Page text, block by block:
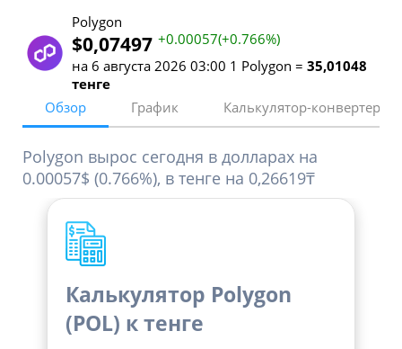
Polygon
$0,07497 +0.00057(+0.766%)
на 6 августа 2026 03:00 1 Polygon = 35,01048
тенге
Обзор
График Калькулятор-конвертер
Polygon вырос сегодня в долларах на
0.00057$ (0.766%), в тенге на 0,26619₸
Калькулятор Polygon
(POL) к тенге